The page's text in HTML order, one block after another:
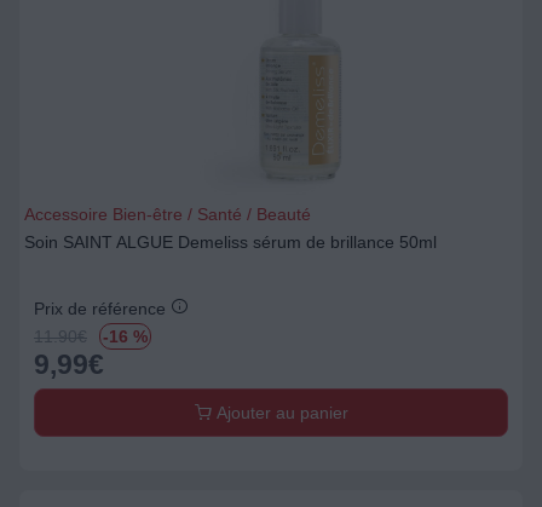
Accessoire Bien-être / Santé / Beauté
Soin SAINT ALGUE Demeliss sérum de brillance 50ml
Prix de référence
11.90€ -16 %
9,99€
Ajouter au panier